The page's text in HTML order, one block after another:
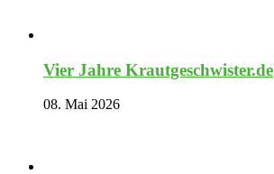
Vier Jahre Krautgeschwister.de
08. Mai 2026